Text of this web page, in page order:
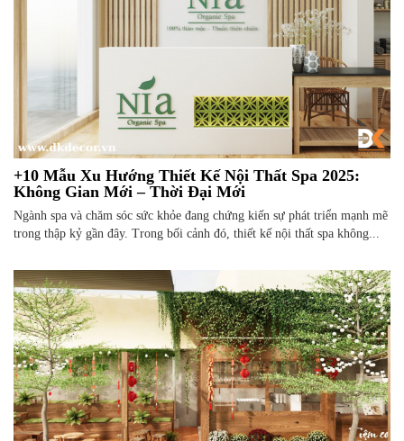
+10 Mẫu Xu Hướng Thiết Kế Nội Thất Spa 2025:
Không Gian Mới – Thời Đại Mới
Ngành spa và chăm sóc sức khỏe đang chứng kiến sự phát triển mạnh mẽ
trong thập kỷ gần đây. Trong bối cảnh đó, thiết kế nội thất spa không...